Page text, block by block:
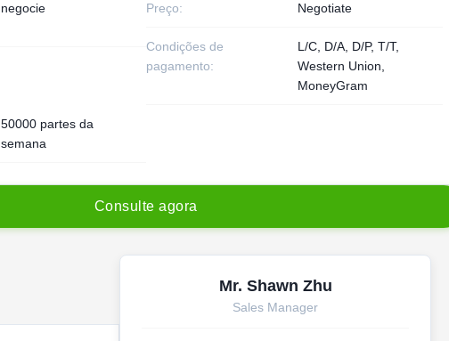
negocie Preço: Negotiate
Condições de
pagamento:
L/C, D/A, D/P, T/T,
Western Union,
MoneyGram
50000 partes da
semana
Consu te agora
Mr. Shawn Zhu
Sales Manager